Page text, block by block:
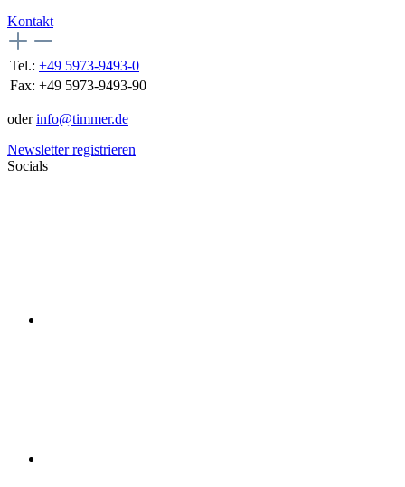
Kontakt
Tel.: +49 5973-9493-0
Fax: +49 5973-9493-90
oderinfo@timmer.de
Newsletter registrieren
Socials